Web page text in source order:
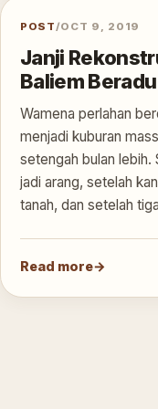
POST/OCT 9, 2019
Janji
Baliem
Wamena perlahan
menjadi kuburan
setengah bulan lebih.
jadi arang, setelah
tanah, dan setelah
Read more